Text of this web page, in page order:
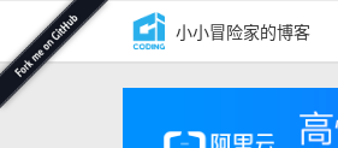
小小冒险家的博客